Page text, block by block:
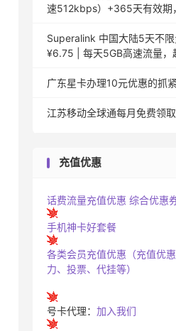
速512kbps）+365天有效期
Superalink 中国大陆5天不
¥6.75 | 每天5GB高速流量，
广东星卡办理10元优惠的抓
江苏移动全球通每月免费领
充值优惠
话费流量充值优惠 综合优惠
手机神卡好套餐
各类会员充值优惠（充值优
力、投票、代挂等）
号卡代理： 加入我们